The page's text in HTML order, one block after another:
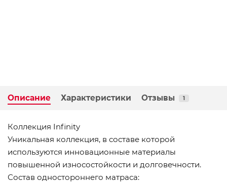
Описание Характеристики Отзывы 1
Коллекция Infinity
Уникальная коллекция, в составе которой
используются инновационные материалы
повышенной износостойкости и долговечности.
Состав одностороннего матраса: